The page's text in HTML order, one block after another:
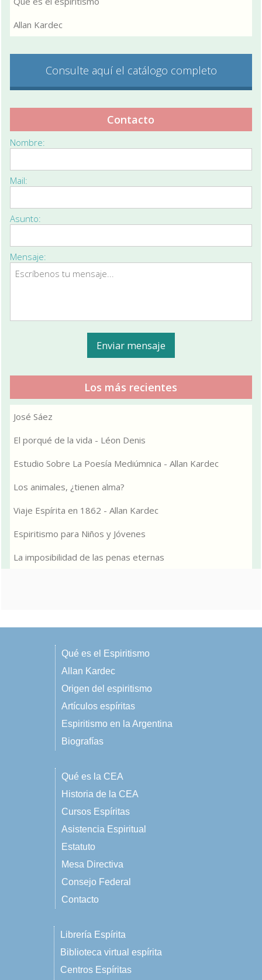
Allan Kardec
Consulte aquí el catálogo completo
Contacto
Nombre:
Mail:
Asunto:
Mensaje:
Los más recientes
José Sáez
El porqué de la vida - Léon Denis
Estudio Sobre La Poesía Mediúmnica - Allan Kardec
Los animales, ¿tienen alma?
Viaje Espírita en 1862 - Allan Kardec
Espiritismo para Niños y Jóvenes
La imposibilidad de las penas eternas
Qué es el Espiritismo
Allan Kardec
Origen del espiritismo
Artículos espíritas
Espiritismo en la Argentina
Biografías
Qué es la CEA
Historia de la CEA
Cursos Espíritas
Asistencia Espiritual
Estatuto
Mesa Directiva
Consejo Federal
Contacto
Librería Espírita
Biblioteca virtual espírita
Centros Espíritas